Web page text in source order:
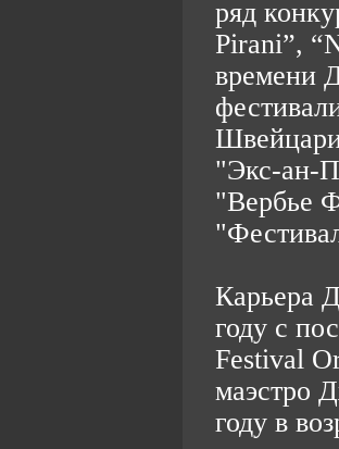
ряд
Pirani”,
времени
"Экс-ан-
"Вербье
Карьера
году с
Festival
маэстро
году в